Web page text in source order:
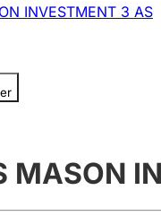
INVESTMENT 3 AS
MASON